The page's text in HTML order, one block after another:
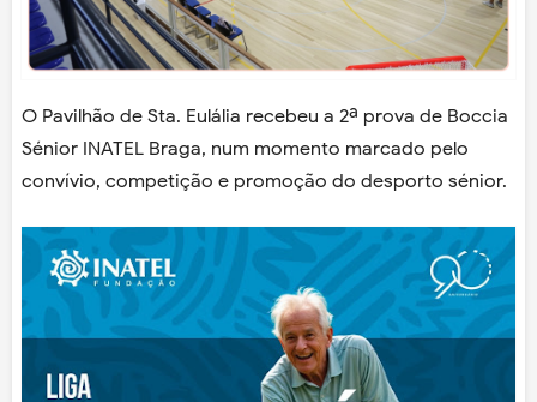
O Pavilhão de Sta. Eulália recebeu a 2ª prova de Boccia
Sénior INATEL Braga, num momento marcado pelo
convívio, competição e promoção do desporto sénior.